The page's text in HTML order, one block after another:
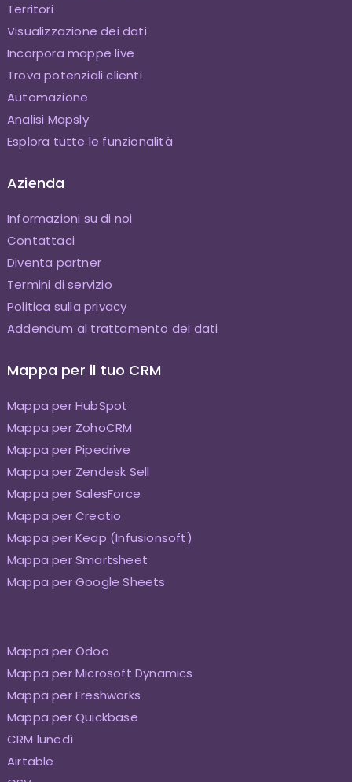
Territori
Visualizzazione dei dati
Incorpora mappe live
Trova potenziali clienti
Automazione
Analisi Mapsly
Esplora tutte le funzionalità
Azienda
Informazioni su di noi
Contattaci
Diventa partner
Termini di servizio
Politica sulla privacy
Addendum al trattamento dei dati
Mappa per il tuo CRM
Mappa per HubSpot
Mappa per ZohoCRM
Mappa per Pipedrive
Mappa per Zendesk Sell
Mappa per SalesForce
Mappa per Creatio
Mappa per Keap (Infusionsoft)
Mappa per Smartsheet
Mappa per Google Sheets
Mappa per Odoo
Mappa per Microsoft Dynamics
Mappa per Freshworks
Mappa per Quickbase
CRM lunedì
Airtable